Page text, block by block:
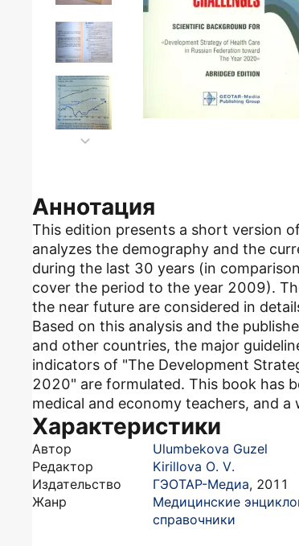
Аннотация
This edition presents a short version
analyzes the demography and the
during the last 30 years (in
cover the period to the year 2009).
the near future are considered in
Based on this analysis and the
and other countries, the major
indicators of "The Development
2020" are formulated. This book has
medical and economy teachers, and
Характеристики
Автор
Ulumbekova Guzel
Редактор
Kirillova O. V.
Издательство
ГЭОТАР-Медиа, 2011
Жанр
Медицинские
справочники